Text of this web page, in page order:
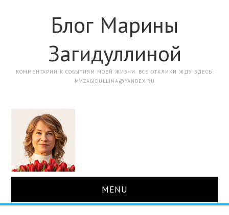
Блог Марины
Загидуллиной
КОММЕНТАРИИ К СОБЫТИЯМ МОЕЙ ЖИЗНИ. ВСЕ ОТКЛИКИ ЖДУ ЗДЕСЬ:
MVZAGIDULLINA@YANDEX.RU
MENU